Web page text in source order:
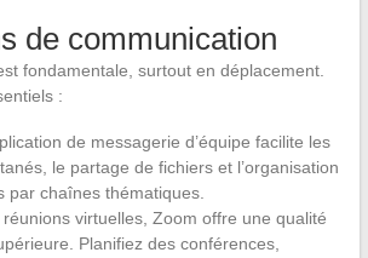
de communication
fondamentale, surtout en déplacement.
:
de messagerie d’équipe facilite les
le partage de fichiers et l’organisation
par chaînes thématiques.
virtuelles, Zoom offre une qualité
Planifiez des conférences,